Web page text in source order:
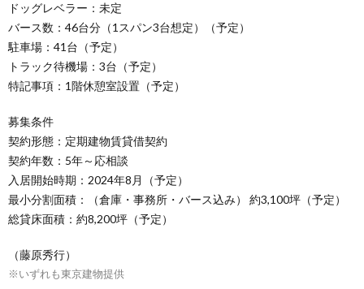
ドッグレベラー：未定
バース数：46台分（1スパン3台想定）（予定）
駐車場：41台（予定）
トラック待機場：3台（予定）
特記事項：1階休憩室設置（予定）
募集条件
契約形態：定期建物賃貸借契約
契約年数：5年～応相談
入居開始時期：2024年8月（予定）
最小分割面積：（倉庫・事務所・バース込み） 約3,100坪（予定）
総貸床面積：約8,200坪（予定）
（藤原秀行）
※いずれも東京建物提供